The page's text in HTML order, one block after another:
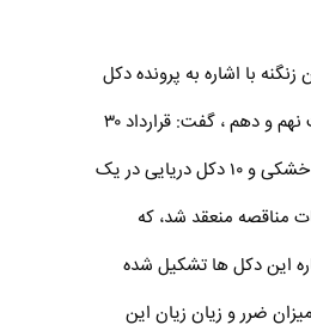
زنگنه با اشاره به پرونده دکل
های نفتی در دولت نهم و دهم ، گفت: قرارداد ۳۰
دکل شامل ۲۰ دکل خشکی و ۱۰ دکل دریایی در یک
مناقصه منعقد شد، که
این دکل ها تشکیل شده
ضرر و زیان زیان این